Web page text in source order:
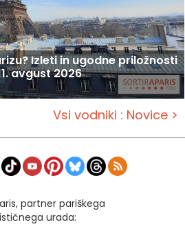
Izleti in ugodne priložnosti
avgust 2026
Vsi vodniki : Novice >
partner pariškega
urada: